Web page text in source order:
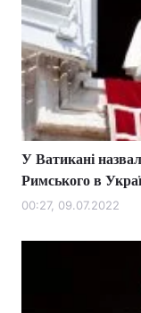
У Ватикані
Римського в
00:27, 09.07.2022